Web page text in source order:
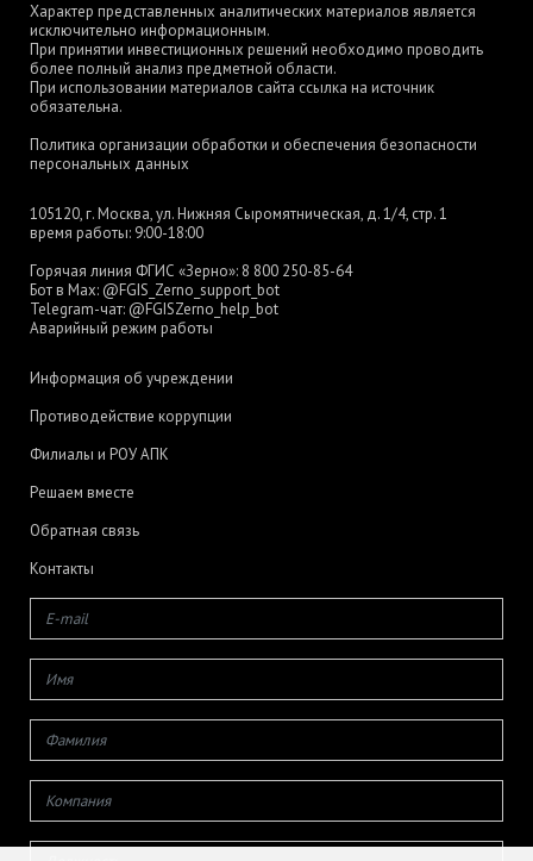
Характер представленных аналитических материалов является
исключительно информационным.
При принятии инвестиционных решений необходимо проводить
более полный анализ предметной области.
При использовании материалов сайта ссылка на источник
обязательна.
Политика организации обработки и обеспечения безопасности
персональных данных
105120, г. Москва, ул. Нижняя Сыромятническая, д. 1/4, стр. 1
время работы: 9:00-18:00
Горячая линия ФГИС «Зерно»: 8 800 250-85-64
Бот в Max: @FGIS_Zerno_support_bot
Telegram-чат: @FGISZerno_help_bot
Аварийный режим работы
Информация об учреждении
Противодействие коррупции
Филиалы и РОУ АПК
Решаем вместе
Обратная связь
Контакты